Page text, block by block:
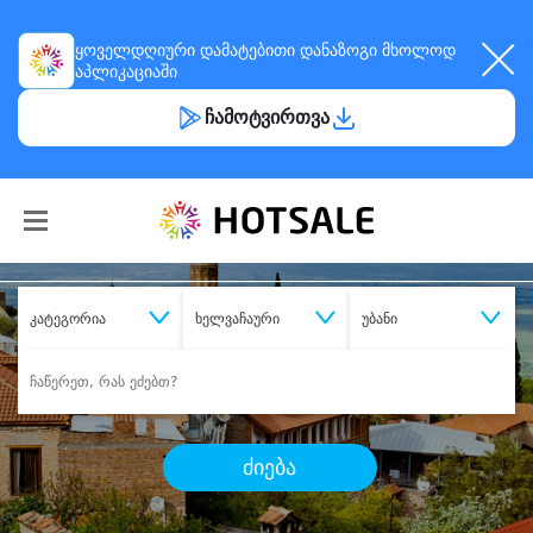
ყოველდღიური დამატებითი დანაზოგი მხოლოდ
აპლიკაციაში
ჩამოტვირთვა
კატეგორია ხელვაჩაური უბანი
ძიება
შეიძინესასურველი მომსახურება